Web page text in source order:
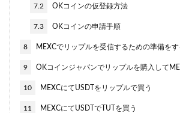
7.2 OKコインの仮登録方法
7.3 OKコインの申請手順
8 MEXCでリップルを受信するための準備をす
9 OKコインジャパンでリップルを購入して
10 MEXCにてUSDTをリップルで買う
11 MEXCにてUSDTでTUTを買う